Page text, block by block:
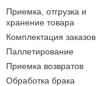
Приемка, отгрузка и
хранение товара
Комплектация заказов
Паллетирование
Приемка возвратов
Обработка брака